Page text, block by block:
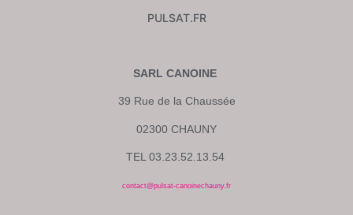
PULSAT.FR
SARL CANOINE
39 Rue de la Chaussée
02300 CHAUNY
TEL 03.23.52.13.54
contact@pulsat-canoinechauny.fr